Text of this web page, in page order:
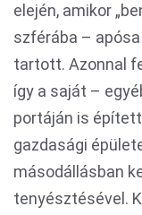
elején, amikor
szférába –
tartott. Azonnal
így a saját –
portáján is
gazdasági
másodállásban
tenyésztésével.